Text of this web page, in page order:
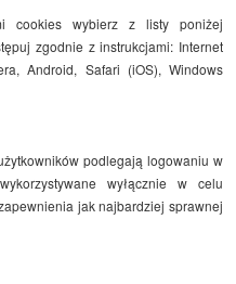
cookies wybierz z listy poniżej
zgodnie z instrukcjami: Internet
Android, Safari (iOS), Windows
podlegają logowaniu w
wyłącznie w celu
jak najbardziej sprawnej